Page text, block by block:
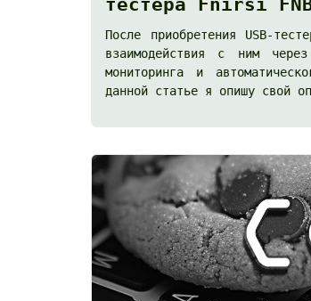
После приобретения USB-
взаимодействия с ним
мониторинга и
данной статье я опишу свой